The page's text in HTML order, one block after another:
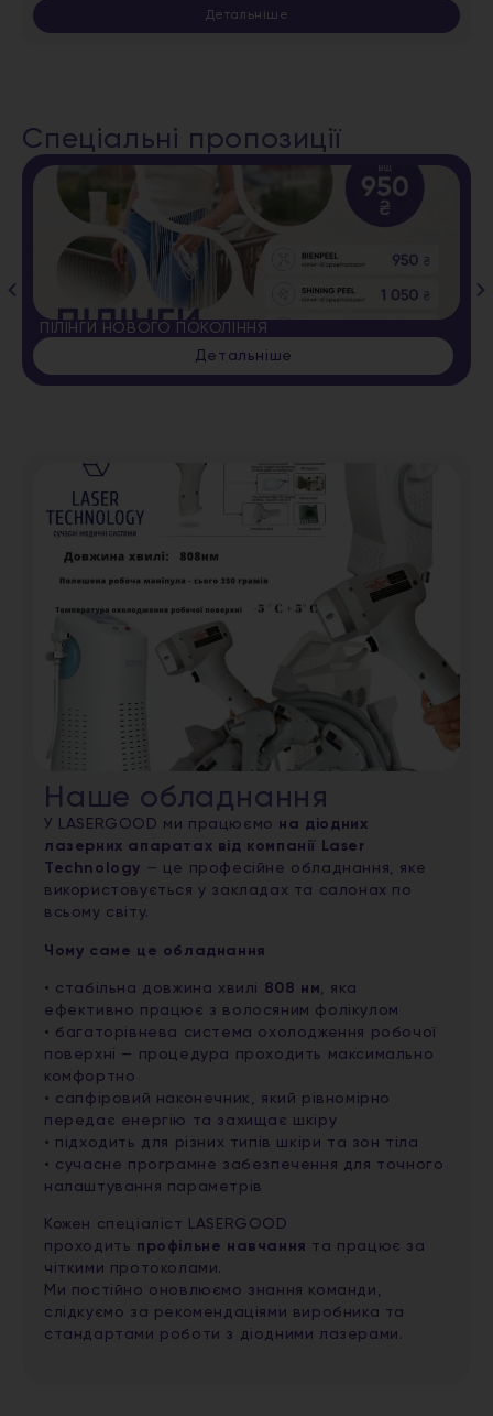
Детальніше
Спеціальні пропозиції
ПІЛІНГИ НОВОГО ПОКОЛІННЯ
Детальніше
Наше обладнання
У LASERGOOD ми працюємо на діодних
лазерних апаратах від компанії Laser
Technology — це професійне обладнання, яке
використовується у закладах та салонах по
всьому світу.
Чому саме це обладнання
• стабільна довжина хвилі 808 нм, яка
ефективно працює з волосяним фолікулом
• багаторівнева система охолодження робочої
поверхні — процедура проходить максимально
комфортно
• сапфіровий наконечник, який рівномірно
передає енергію та захищає шкіру
• підходить для різних типів шкіри та зон тіла
• сучасне програмне забезпечення для точного
налаштування параметрів
Кожен спеціаліст LASERGOOD
проходить профільне навчання та працює за
чіткими протоколами.
Ми постійно оновлюємо знання команди,
слідкуємо за рекомендаціями виробника та
стандартами роботи з діодними лазерами.